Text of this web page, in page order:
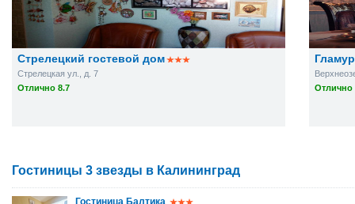
Стрелецкий гостевой дом
Стрелецкая ул., д. 7
Отлично 8.7
Гламур
Отлично
Гостиницы 3 звезды в Калининград
Гостиница Балтика